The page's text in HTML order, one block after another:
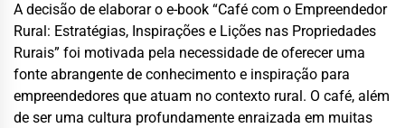
A decisão de elaborar o e-book “Café com o Empreendedor
Rural: Estratégias, Inspirações e Lições nas Propriedades
Rurais” foi motivada pela necessidade de oferecer uma
fonte abrangente de conhecimento e inspiração para
empreendedores que atuam no contexto rural. O café, além
de ser uma cultura profundamente enraizada em muitas